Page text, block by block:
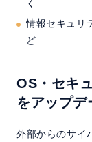
く
情報セキュリ
ど
OS・セキ
をアップデ
外部からのサイ